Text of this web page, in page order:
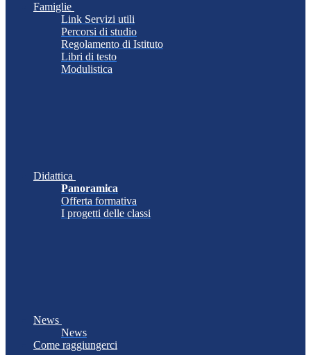
Famiglie
Link Servizi utili
Percorsi di studio
Regolamento di Istituto
Libri di testo
Modulistica
Didattica
Panoramica
Offerta formativa
I progetti delle classi
News
News
Come raggiungerci